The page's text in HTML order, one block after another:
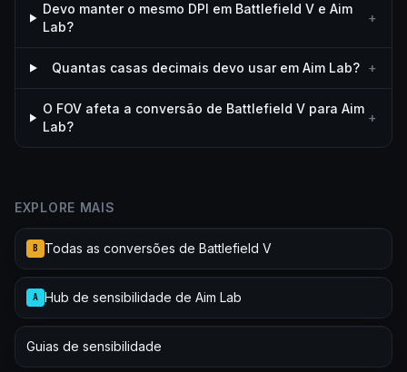
Devo manter o mesmo DPI em Battlefield V e Aim
Lab?
+
Quantas casas decimais devo usar em Aim Lab? +
O FOV afeta a conversão de Battlefield V para Aim
Lab?
+
EXPLORE MAIS
B Todas as conversões de Battlefield V
A Hub de sensibilidade de Aim Lab
Guias de sensibilidade